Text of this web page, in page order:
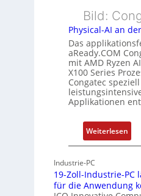
ü
b
e
r
w
a
c
h
u
n
g
i
s
t
u
n
g
e
E
t
h
e
r
c
a
t
-
A
c
h
Bild:
Physical-AI an
Das
aReady.COM
mit AMD Ryzen
X100 Series
Congatec
Applikationen
Weiterlesen:
P
s
Industrie-PC
19-Zoll-Industrie-PC
für die Anwendung